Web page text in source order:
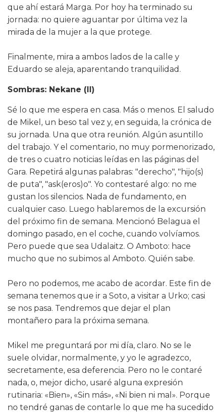
que ahí estará Marga. Por hoy ha terminado su
jornada: no quiere aguantar por última vez la
mirada de la mujer a la que protege.
Finalmente, mira a ambos lados de la calle y
Eduardo se aleja, aparentando tranquilidad.
Sombras: Nekane (II)
Sé lo que me espera en casa. Más o menos. El saludo
de Mikel, un beso tal vez y, en seguida, la crónica de
su jornada. Una que otra reunión. Algún asuntillo
del trabajo. Y el comentario, no muy pormenorizado,
de tres o cuatro noticias leídas en las páginas del
Gara. Repetirá algunas palabras: "derecho", "hijo(s)
de puta", "ask(eros)o". Yo contestaré algo: no me
gustan los silencios. Nada de fundamento, en
cualquier caso. Luego hablaremos de la excursión
del próximo fin de semana. Mencionó Belagua el
domingo pasado, en el coche, cuando volvíamos.
Pero puede que sea Udalaitz. O Amboto: hace
mucho que no subimos al Amboto. Quién sabe.
Pero no podemos, me acabo de acordar. Este fin de
semana tenemos que ir a Soto, a visitar a Urko; casi
se nos pasa. Tendremos que dejar el plan
montañero para la próxima semana.
Mikel me preguntará por mi día, claro. No se le
suele olvidar, normalmente, y yo le agradezco,
secretamente, esa deferencia. Pero no le contaré
nada, o, mejor dicho, usaré alguna expresión
rutinaria: «Bien», «Sin más», «Ni bien ni mal». Porque
no tendré ganas de contarle lo que me ha sucedido